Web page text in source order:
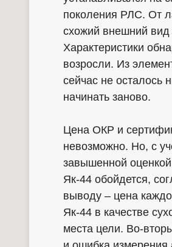
поколения РЛС. От
схожий внешний
Характеристики
возросли. Из
сейчас не осталось
начинать заново.
Цена ОКР и
невозможно. Но, с
завышенной
Як-44 обойдется,
выводу – цена
Як-44 в качестве
места цели. Во-